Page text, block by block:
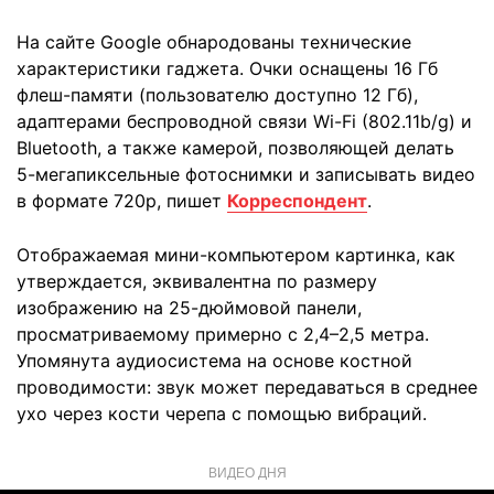
На сайте Google обнародованы технические
характеристики гаджета. Очки оснащены 16 Гб
флеш-памяти (пользователю доступно 12 Гб),
адаптерами беспроводной связи Wi-Fi (802.11b/g) и
Bluetooth, а также камерой, позволяющей делать
5-мегапиксельные фотоснимки и записывать видео
в формате 720р, пишет Корреспондент.
Отображаемая мини-компьютером картинка, как
утверждается, эквивалентна по размеру
изображению на 25-дюймовой панели,
просматриваемому примерно с 2,4–2,5 метра.
Упомянута аудиосистема на основе костной
проводимости: звук может передаваться в среднее
ухо через кости черепа с помощью вибраций.
ВИДЕО ДНЯ